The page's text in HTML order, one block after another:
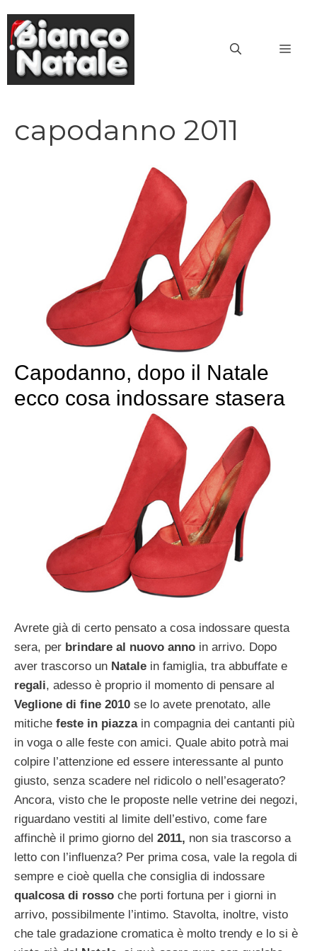
contenuto
capodanno 2011
Capodanno, dopo il Natale
ecco cosa indossare stasera
Avrete già di certo pensato a cosa indossare questa
sera, per brindare al nuovo anno in arrivo. Dopo
aver trascorso un Natale in famiglia, tra abbuffate e
regali, adesso è proprio il momento di pensare al
Veglione di fine 2010 se lo avete prenotato, alle
mitiche feste in piazzain compagnia dei cantanti più
in voga o alle feste con amici. Quale abito potrà mai
colpire l’attenzione ed essere interessante al punto
giusto, senza scadere nel ridicolo o nell’esagerato?
Ancora, visto che le proposte nelle vetrine dei negozi,
riguardano vestiti al limite dell’estivo, come fare
affinchè il primo giorno del 2011, non sia trascorso a
letto con l’influenza? Per prima cosa, vale la regola di
sempre e cioè quella che consiglia di indossare
qualcosa di rosso che porti fortuna per i giorni in
arrivo, possibilmente l’intimo. Stavolta, inoltre, visto
che tale gradazione cromatica è molto trendy e lo si è